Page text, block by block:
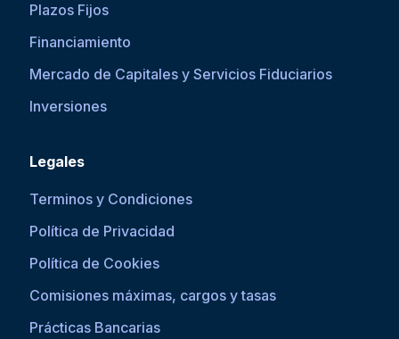
Plazos Fijos
Financiamiento
Mercado de Capitales y Servicios Fiduciarios
Inversiones
Legales
Terminos y Condiciones
Política de Privacidad
Política de Cookies
Comisiones máximas, cargos y tasas
Prácticas Bancarias